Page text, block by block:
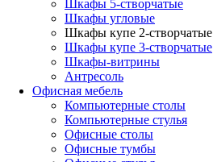
Шкафы 5-створчатые
Шкафы угловые
Шкафы купе 2-створчатые
Шкафы купе 3-створчатые
Шкафы-витрины
Антресоль
Офисная мебель
Компьютерные столы
Компьютерные стулья
Офисные столы
Офисные тумбы